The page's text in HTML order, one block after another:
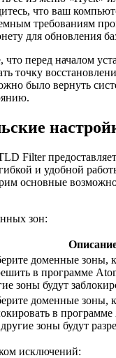
что ваш
требованиям
для обновления
перед началом
точку
было вернуть
Filter
и удобной
основные
зон:
доменные зоны,
в программе
зоны будут
доменные зоны,
в
зоны будут
исключений: